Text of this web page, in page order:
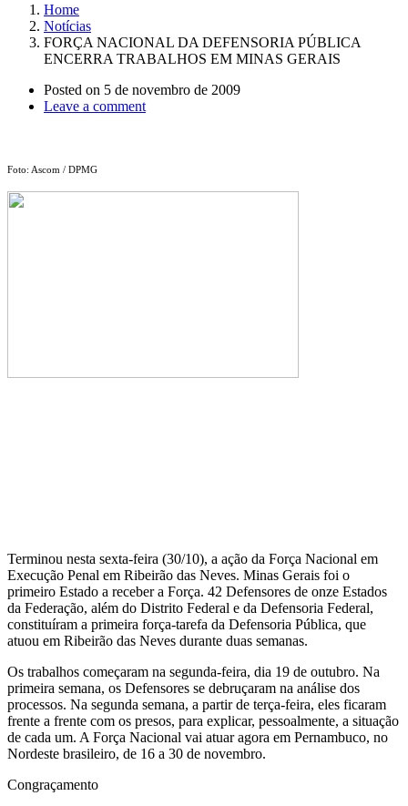
Home
Notícias
FORÇA NACIONAL DA DEFENSORIA PÚBLICA
ENCERRA TRABALHOS EM MINAS GERAIS
Posted on 5 de novembro de 2009
Leave a comment
Foto: Ascom / DPMG
Terminou nesta sexta-feira (30/10), a ação da Força Nacional em
Execução Penal em Ribeirão das Neves. Minas Gerais foi o
primeiro Estado a receber a Força. 42 Defensores de onze Estados
da Federação, além do Distrito Federal e da Defensoria Federal,
constituíram a primeira força-tarefa da Defensoria Pública, que
atuou em Ribeirão das Neves durante duas semanas.
Os trabalhos começaram na segunda-feira, dia 19 de outubro. Na
primeira semana, os Defensores se debruçaram na análise dos
processos. Na segunda semana, a partir de terça-feira, eles ficaram
frente a frente com os presos, para explicar, pessoalmente, a situação
de cada um. A Força Nacional vai atuar agora em Pernambuco, no
Nordeste brasileiro, de 16 a 30 de novembro.
Congraçamento